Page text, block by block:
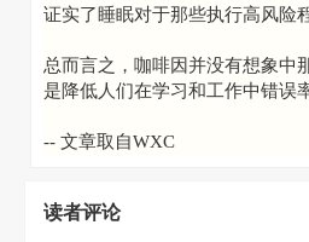
证实了睡眠对于那些执行高风险
总而言之，咖啡因并没有想象中
是降低人们在学习和工作中错误
-- 文章取自WXC
读者评论